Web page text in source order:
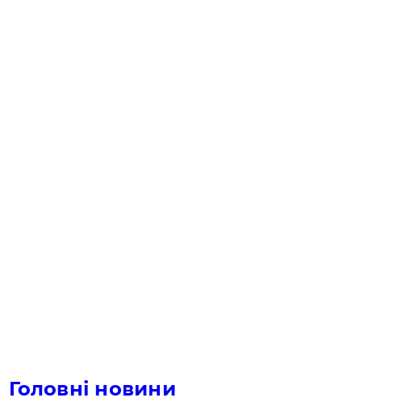
Головні новини